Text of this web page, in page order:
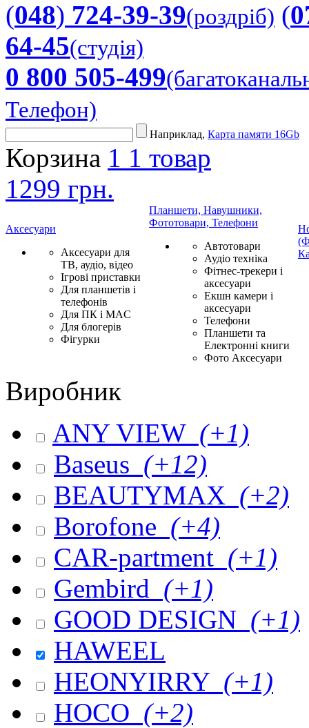
(048) 724-39-39(роздріб) (
64-45(студія)
0 800 505-499
Телефон)
Наприклад, Карта памяти 16Gb
Корзина 1 1 товар
1299 грн.
Аксесуари
Аксесуари для
ТВ, аудіо, відео
Ігрові приставки
Для планшетів і
телефонів
Для ПК і MAC
Для блогерів
Фігурки
Планшети, Навушники,
Фототовари, Телефони
Автотовари
Аудіо техніка
Фітнес-трекери і
аксесуари
Екшн камери і
аксесуари
Телефони
Планшети та
Електронні книги
Фото Аксесуари
Виробник
ANY VIEW (+1)
Baseus (+12)
BEAUTYMAX (+2)
Borofone (+4)
CAR-partment (+1)
Gembird (+1)
GOOD DESIGN (+1)
HAWEEL
HEONYIRRY (+1)
HOCO (+2)